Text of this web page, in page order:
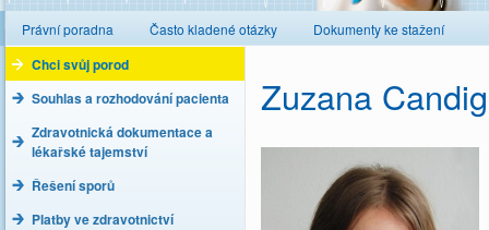
Právní poradna Často kladené otázky Dokumenty ke stažení
Chci svůj porod
Souhlas a rozhodování pacienta
Zdravotnická dokumentace a
lékařské tajemství
Řešení sporů
Platby ve zdravotnictví
Zuzana